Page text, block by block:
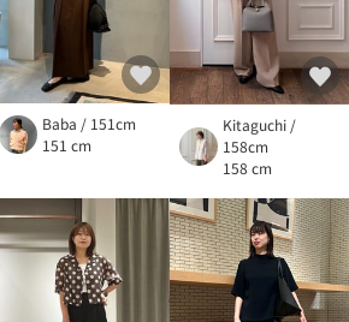
Baba / 151cm
151 cm
Kitaguchi /
158cm
158 cm